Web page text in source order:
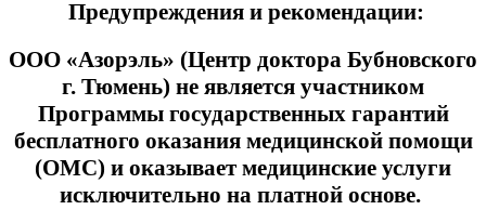
Предупреждения и рекомендации:
ООО «Азорэль» (Центр доктора Бубновского
г. Тюмень) не является участником
Программы государственных гарантий
бесплатного оказания медицинской помощи
(ОМС) и оказывает медицинские услуги
исключительно на платной основе.